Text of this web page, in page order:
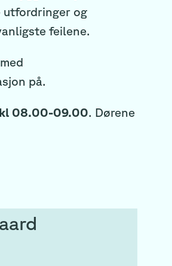
utfordringer og
feilene.
på.
kl 08.00-09.00. Dørene